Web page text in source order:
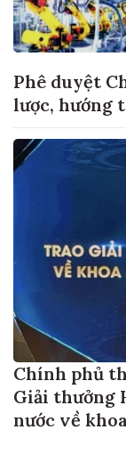
Phê duyệt
lược, hướng
Chính phủ
Giải thưởng
nước về